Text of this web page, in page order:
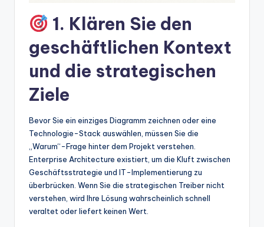
1. Klären Sie den
geschäftlichen Kontext
und die strategischen
Ziele
Bevor Sie ein einziges Diagramm zeichnen oder eine
Technologie-Stack auswählen, müssen Sie die
„Warum“-Frage hinter dem Projekt verstehen.
Enterprise Architecture existiert, um die Kluft zwischen
Geschäftsstrategie und IT-Implementierung zu
überbrücken. Wenn Sie die strategischen Treiber nicht
verstehen, wird Ihre Lösung wahrscheinlich schnell
veraltet oder liefert keinen Wert.